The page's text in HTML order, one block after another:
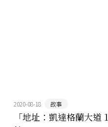
2020-08-18 故事
「地址：凱達格蘭大